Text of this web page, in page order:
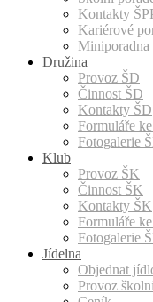
Kontakty
Kariérové
Miniporadna
Družina
Provoz ŠD
Činnost ŠD
Kontakty ŠD
Formuláře
Fotogalerie
Klub
Provoz ŠK
Činnost ŠK
Kontakty ŠK
Formuláře
Fotogalerie
Jídelna
Objednat
Provoz